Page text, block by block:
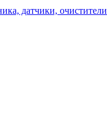
датчики, очистители